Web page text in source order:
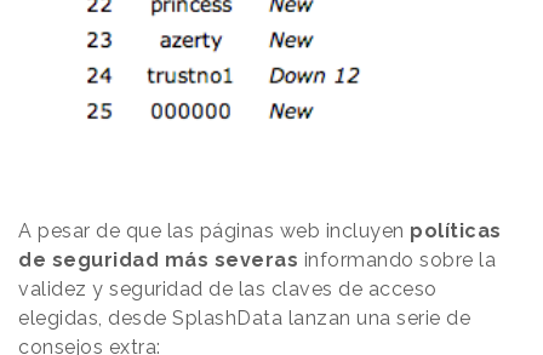
A pesar de que las páginas web incluyen políticas
de seguridad más severas informando sobre la
validez y seguridad de las claves de acceso
elegidas, desde SplashData lanzan una serie de
consejos extra: